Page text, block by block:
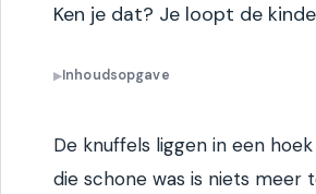
Ken je dat? Je loopt de
▶Inhoudsopgave
De knuffels liggen in een
die schone was is niets meer